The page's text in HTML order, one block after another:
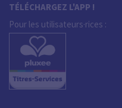
TÉLÉCHARGEZ L'APP !
Pour les utilisateurs·rices :